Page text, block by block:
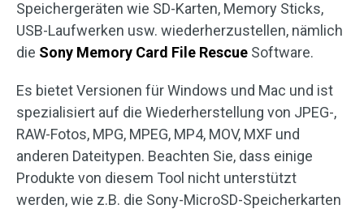
Speichergeräten wie SD-Karten, Memory Sticks,
USB-Laufwerken usw. wiederherzustellen, nämlich
die Sony Memory Card File Rescue Software.
Es bietet Versionen für Windows und Mac und ist
spezialisiert auf die Wiederherstellung von JPEG-,
RAW-Fotos, MPG, MPEG, MP4, MOV, MXF und
anderen Dateitypen. Beachten Sie, dass einige
Produkte von diesem Tool nicht unterstützt
werden, wie z.B. die Sony-MicroSD-Speicherkarten